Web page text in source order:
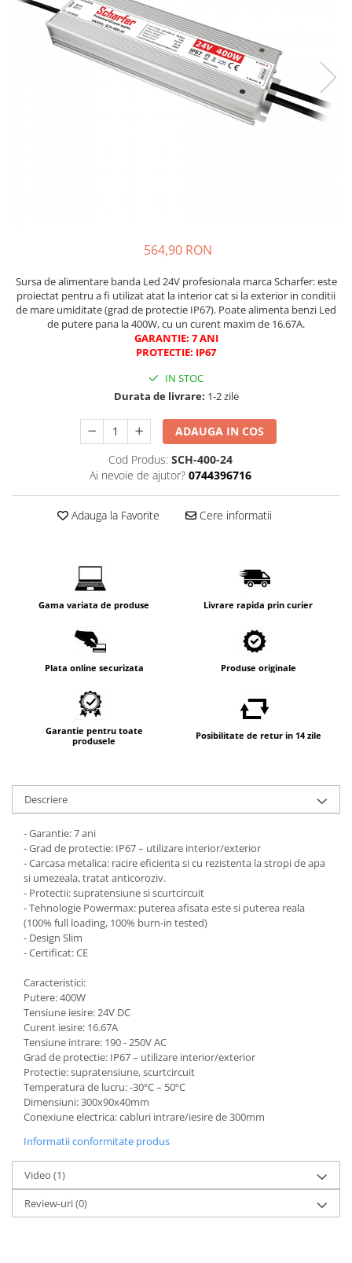
564,90 RON
Sursa de alimentare banda Led 24V profesionala marca Scharfer: este
proiectat pentru a fi utilizat atat la interior cat si la exterior in conditii
de mare umiditate (grad de protectie IP67). Poate alimenta benzi Led
de putere pana la 400W, cu un curent maxim de 16.67A.
GARANTIE: 7 ANI
PROTECTIE: IP67
IN STOC
Durata de livrare: 1-2 zile
ADAUGA IN COS
Cod Produs: SCH-400-24
Ai nevoie de ajutor? 0744396716
Adauga la Favorite Cere informatii
Gama variata de produse Livrare rapida prin curier
Plata online securizata Produse originale
Garantie pentru toate
produsele
Posibilitate de retur in 14 zile
Descriere
- Garantie: 7 ani
- Grad de protectie: IP67 – utilizare interior/exterior
- Carcasa metalica: racire eficienta si cu rezistenta la stropi de apa
si umezeala, tratat anticoroziv.
- Protectii: supratensiune si scurtcircuit
- Tehnologie Powermax: puterea afisata este si puterea reala
(100% full loading, 100% burn-in tested)
- Design Slim
- Certificat: CE
Caracteristici:
Putere: 400W
Tensiune iesire: 24V DC
Curent iesire: 16.67A
Tensiune intrare: 190 - 250V AC
Grad de protectie: IP67 – utilizare interior/exterior
Protectie: supratensiune, scurtcircuit
Temperatura de lucru: -30ºC – 50ºC
Dimensiuni: 300x90x40mm
Conexiune electrica: cabluri intrare/iesire de 300mm
Informatii conformitate produs
Video (1)
Review-uri(0)